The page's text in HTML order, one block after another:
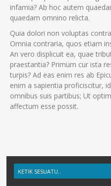
infamia? Ab hoc autem
quaedam omnino relicta.
Quia dolori non voluptas
Omnia contraria, quos etiam
An vero displicuit ea, quae
praestantia? Primum cur ista
turpis? Ad eas enim res ab
enim a sapientia proficiscitur,
omnibus suis partibus; Ut
affectum esse possit.